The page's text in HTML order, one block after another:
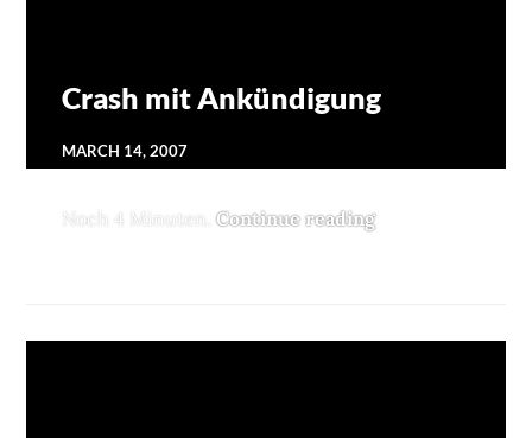
Crash mit Ankündigung
MARCH 14, 2007
Noch 4 Minuten.Continue readingCrash mit